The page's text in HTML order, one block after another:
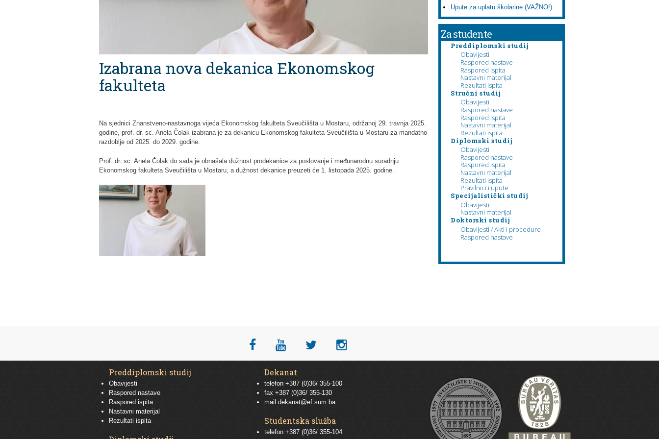
Izabrana nova dekanica Ekonomskog
fakulteta
Na sjednici Znanstveno-nastavnoga vijeća Ekonomskog fakulteta Sveučilišta u Mostaru, održanoj 29. travnja 2025.
godine, prof. dr. sc. Anela Čolak izabrana je za dekanicu Ekonomskog fakulteta Sveučilišta u Mostaru za mandatno
razdoblje od 2025. do 2029. godine.
Prof. dr. sc. Anela Čolak do sada je obnašala dužnost prodekanice za poslovanje i međunarodnu suradnju
Ekonomskog fakulteta Sveučilišta u Mostaru, a dužnost dekanice preuzeti će 1. listopada 2025. godine.
Upute za uplatu školarine (VAŽNO!)
Za studente
Preddiplomski studij
Obavijesti
Raspored nastave
Raspored ispita
Nastavni materijal
Rezultati ispita
Stručni studij
Obavijesti
Raspored nastave
Raspored ispita
Nastavni materijal
Rezultati ispita
Diplomski studij
Obavijesti
Raspored nastave
Raspored ispita
Nastavni materijal
Rezultati ispita
Pravilnici i upute
Specijalistički studij
Obavijesti
Nastavni materijal
Doktorski studij
Obavijesti / Akti i procedure
Raspored nastave
Preddiplomski studij
Obavijesti
Raspored nastave
Raspored ispita
Nastavni materijal
Rezultati ispita
Dekanat
telefon +387 (0)36/ 355-100
fax +387 (0)36/ 355-130
mail dekanat@ef.sum.ba
Studentska služba
telefon +387 (0)36/ 355-104